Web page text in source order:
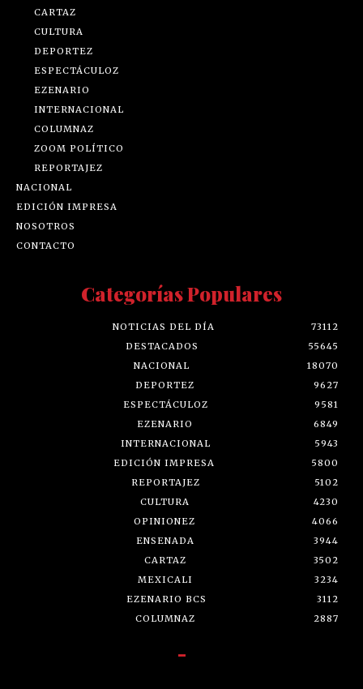
CARTAZ
CULTURA
DEPORTEZ
ESPECTÁCULOZ
EZENARIO
INTERNACIONAL
COLUMNAZ
ZOOM POLÍTICO
REPORTAJEZ
NACIONAL
EDICIÓN IMPRESA
NOSOTROS
CONTACTO
Categorías Populares
NOTICIAS DEL DÍA
73112
DESTACADOS
55645
NACIONAL
18070
DEPORTEZ
9627
ESPECTÁCULOZ
9581
EZENARIO
6849
INTERNACIONAL
5943
EDICIÓN IMPRESA
5800
REPORTAJEZ
5102
CULTURA
4230
OPINIONEZ
4066
ENSENADA
3944
CARTAZ
3502
MEXICALI
3234
EZENARIO BCS
3112
COLUMNAZ
2887
-